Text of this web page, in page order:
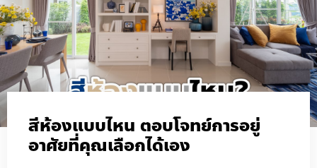
สีห้องแบบไหน ตอบโจทย์การอยู่
อาศัยที่คุณเลือกได้เอง